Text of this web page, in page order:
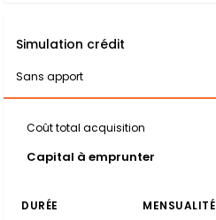
Simulation crédit
Sans apport
Coût total acquisition
Capital à emprunter
DURÉE MENSUALITÉ